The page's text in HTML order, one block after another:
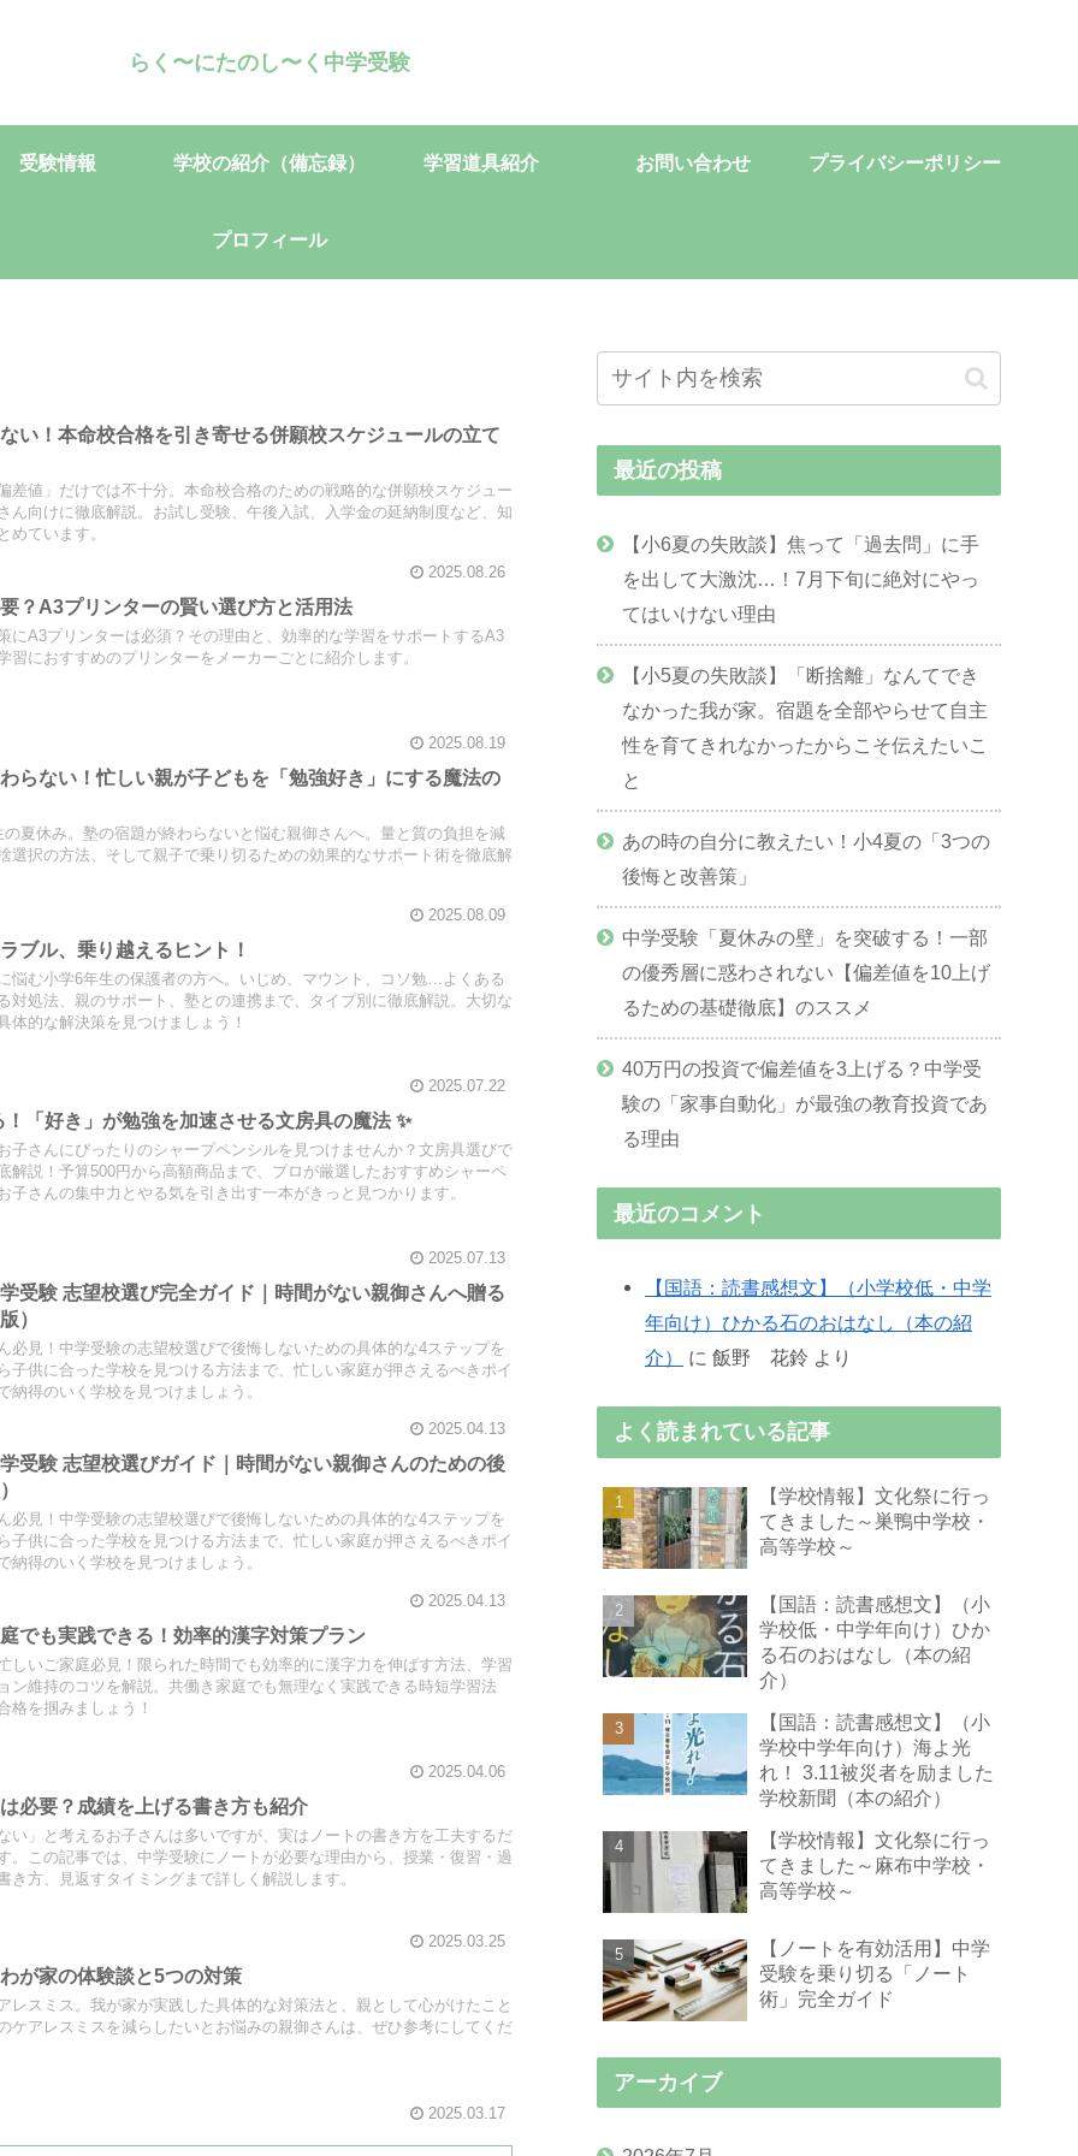
らく〜にたのし〜く中学受験
受験情報 学校の紹介（備忘録） 学習道具紹介 お問い合わせ プライバシーポリシー
プロフィール
い！本命校合格を引き寄せる併願校スケジュールの立て
差値」だけでは不十分。本命校合格のための戦略的な併願校スケジュー
ん向けに徹底解説。お試し受験、午後入試、入学金の延納制度など、知
めています。
2025.08.26
？A3プリンターの賢い選び方と活用法
にA3プリンターは必須？その理由と、効率的な学習をサポートするA3
習におすすめのプリンターをメーカーごとに紹介します。
2025.08.19
らない！忙しい親が子どもを「勉強好き」にする魔法の
夏休み。塾の宿題が終わらないと悩む親御さんへ。量と質の負担を減
選択の方法、そして親子で乗り切るための効果的なサポート術を徹底解
2025.08.09
ブル、乗り越えるヒント！
悩む小学6年生の保護者の方へ。いじめ、マウント、コソ勉…よくある
対処法、親のサポート、塾との連携まで、タイプ別に徹底解説。大切な
体的な解決策を見つけましょう！
2025.07.22
「好き」が勉強を加速させる文房具の魔法 ✨
子さんにぴったりのシャープペンシルを見つけませんか？文房具選びで
解説！予算500円から高額商品まで、プロが厳選したおすすめシャーペ
子さんの集中力とやる気を引き出す一本がきっと見つかります。
2025.07.13
受験 志望校選び完全ガイド｜時間がない親御さんへ贈る
）
必見！中学受験の志望校選びで後悔しないための具体的な4ステップを
子供に合った学校を見つける方法まで、忙しい家庭が押さえるべきポイ
納得のいく学校を見つけましょう。
2025.04.13
受験 志望校選びガイド｜時間がない親御さんのための後
必見！中学受験の志望校選びで後悔しないための具体的な4ステップを
子供に合った学校を見つける方法まで、忙しい家庭が押さえるべきポイ
納得のいく学校を見つけましょう。
2025.04.13
でも実践できる！効率的漢字対策プラン
しいご家庭必見！限られた時間でも効率的に漢字力を伸ばす方法、学習
ン維持のコツを解説。共働き家庭でも無理なく実践できる時短学習法
格を掴みましょう！
2025.04.06
必要？成績を上げる書き方も紹介
い」と考えるお子さんは多いですが、実はノートの書き方を工夫するだ
。この記事では、中学受験にノートが必要な理由から、授業・復習・過
き方、見返すタイミングまで詳しく解説します。
2025.03.25
が家の体験談と5つの対策
レスミス。我が家が実践した具体的な対策法と、親として心がけたこと
ケアレスミスを減らしたいとお悩みの親御さんは、ぜひ参考にしてくだ
2025.03.17
最近の投稿
【小6夏の失敗談】焦って「過去問」に手
を出して大激沈…！7月下旬に絶対にやっ
てはいけない理由
【小5夏の失敗談】「断捨離」なんてでき
なかった我が家。宿題を全部やらせて自主
性を育てきれなかったからこそ伝えたいこ
と
あの時の自分に教えたい！小4夏の「3つの
後悔と改善策」
中学受験「夏休みの壁」を突破する！一部
の優秀層に惑わされない【偏差値を10上げ
るための基礎徹底】のススメ
40万円の投資で偏差値を3上げる？中学受
験の「家事自動化」が最強の教育投資であ
る理由
最近のコメント
【国語：読書感想文】（小学校低・中学
年向け）ひかる石のおはなし（本の紹
介）
に 飯野 花鈴 より
よく読まれている記事
【学校情報】文化祭に行っ
てきました～巣鴨中学校・
高等学校～
【国語：読書感想文】（小
学校低・中学年向け）ひか
る石のおはなし（本の紹
介）
【国語：読書感想文】（小
学校中学年向け）海よ光
れ！ 3.11被災者を励ました
学校新聞（本の紹介）
【学校情報】文化祭に行っ
てきました～麻布中学校・
高等学校～
【ノートを有効活用】中学
受験を乗り切る「ノート
術」完全ガイド
アーカイブ